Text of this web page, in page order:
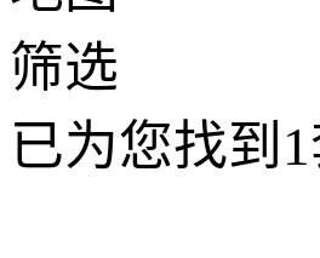
筛选
已为您找到 1